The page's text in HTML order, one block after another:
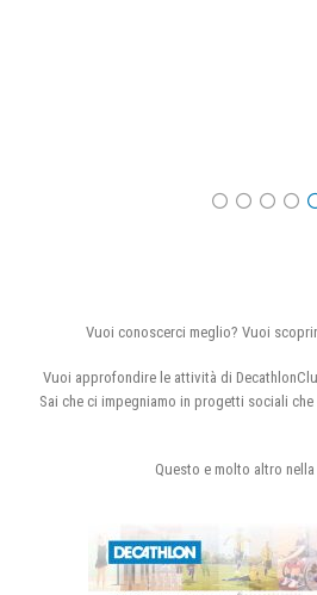
Vuoi conoscerci meglio? Vuoi
Vuoi approfondire le attività di
Sai che ci impegniamo in progetti sociali
Questo e molto altro